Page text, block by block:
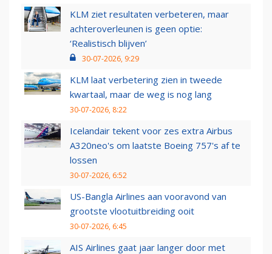
KLM ziet resultaten verbeteren, maar
achteroverleunen is geen optie:
‘Realistisch blijven’
30-07-2026, 9:29
KLM laat verbetering zien in tweede
kwartaal, maar de weg is nog lang
30-07-2026, 8:22
Icelandair tekent voor zes extra Airbus
A320neo's om laatste Boeing 757's af te
lossen
30-07-2026, 6:52
US-Bangla Airlines aan vooravond van
grootste vlootuitbreiding ooit
30-07-2026, 6:45
AIS Airlines gaat jaar langer door met